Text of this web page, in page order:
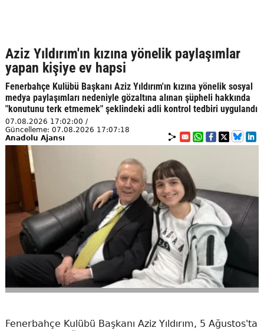
Aziz Yıldırım'ın kızına yönelik paylaşımlar
yapan kişiye ev hapsi
Fenerbahçe Kulübü Başkanı Aziz Yıldırım'ın kızına yönelik sosyal
medya paylaşımları nedeniyle gözaltına alınan şüpheli hakkında
"konutunu terk etmemek" şeklindeki adli kontrol tedbiri uygulandı
07.08.2026 17:02:00 /
Güncelleme: 07.08.2026 17:07:18
Anadolu Ajansı
Fenerbahçe Kulübü Başkanı Aziz Yıldırım, 5 Ağustos'ta